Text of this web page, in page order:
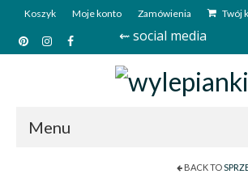
Koszyk Moje konto Zamówienia Twój
⇜ social media
Menu
BACK TO